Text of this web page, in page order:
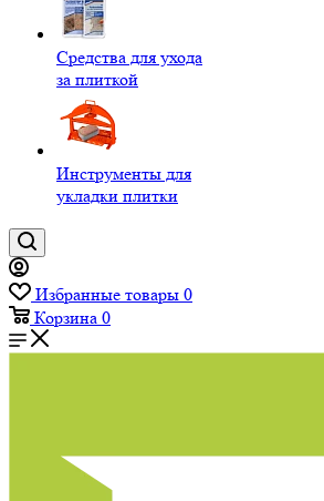
Средства для ухода
за плиткой
Инструменты для
укладки плитки
Избранные товары 0
Корзина 0